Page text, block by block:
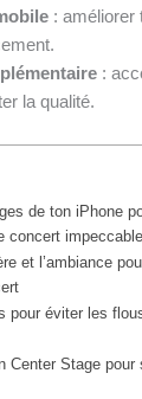
: améliorer
:
la qualité.
de ton iPhone
concert
et l’ambiance
pour éviter les
Center Stage pour